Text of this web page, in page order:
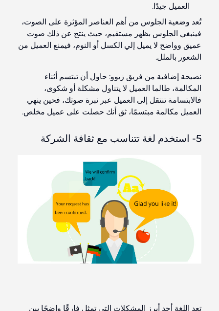
العميل جيدًا.
تُعد وضعية الجلوس من أهم العناصر المؤثرة على الصوت،
فينبغي الجلوس بظهر مستقيم، حيث ينتج عن ذلك صوت
عميق وواضح لا يميل إلي الكسل أو النوم، فيمنع العميل من
الشعور بالملل.
نصيحة إضافية من فريق زيوو: حاول أن تبتسم أثناء
المكالمة، طالما العميل لا يتناول مشكلة أو شكوى،
فالابتسامة تنتقل إلى العميل عبر نبرة صوتك، فحين ينهي
العميل مكالمة مبتسمًا، ثق أنك حصلت على عميل مخلص.
5- استخدم لغة تتناسب مع ثقافة الشركة
تعد اللغة أحد أبرز المشكلات التي تمثل فارقًا واضحًا بين